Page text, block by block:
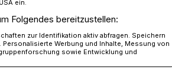
ein.
Folgendes bereitzustellen:
zur Identifikation aktiv abfragen. Speichern
Werbung und Inhalte, Messung von
sowie Entwicklung und